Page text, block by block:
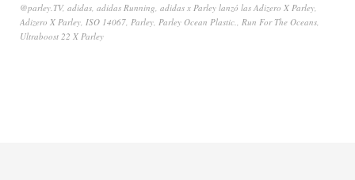
@parley.TV, adidas adidas Running adidas x Parley lanzó las Adizero X Parley
Adizero X Parley ISO 14067 Parley Parley Ocean Plastic. Run For The Oceans
Ultraboost 22 X Parley